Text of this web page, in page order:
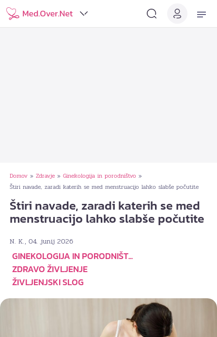
Domov » Zdravje » Ginekologija in porodništvo »
Štiri navade, zaradi katerih se med menstruacijo lahko slabše počutite
Štiri navade, zaradi katerih se med
menstruacijo lahko slabše počutite
N. K., 04. junij 2026
GINEKOLOGIJA IN PORODNIŠT...
ZDRAVO ŽIVLJENJE
ŽIVLJENJSKI SLOG